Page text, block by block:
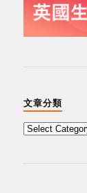
文章分類